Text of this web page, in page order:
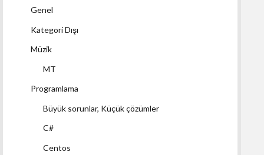
Genel
Kategori Dışı
Müzik
MT
Programlama
Büyük sorunlar, Küçük çözümler
C#
Centos